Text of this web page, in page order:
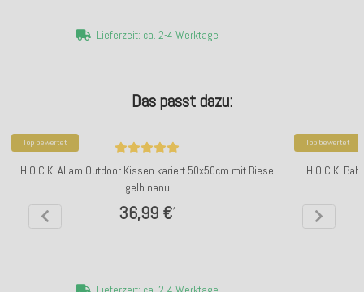
Lieferzeit: ca. 2-4 Werktage
Das passt dazu:
Top bewertet
H.O.C.K. Allam Outdoor Kissen kariert 50x50cm mit Biese
gelb nanu
36,99 €*
Top bewertet
H.O.C.K.